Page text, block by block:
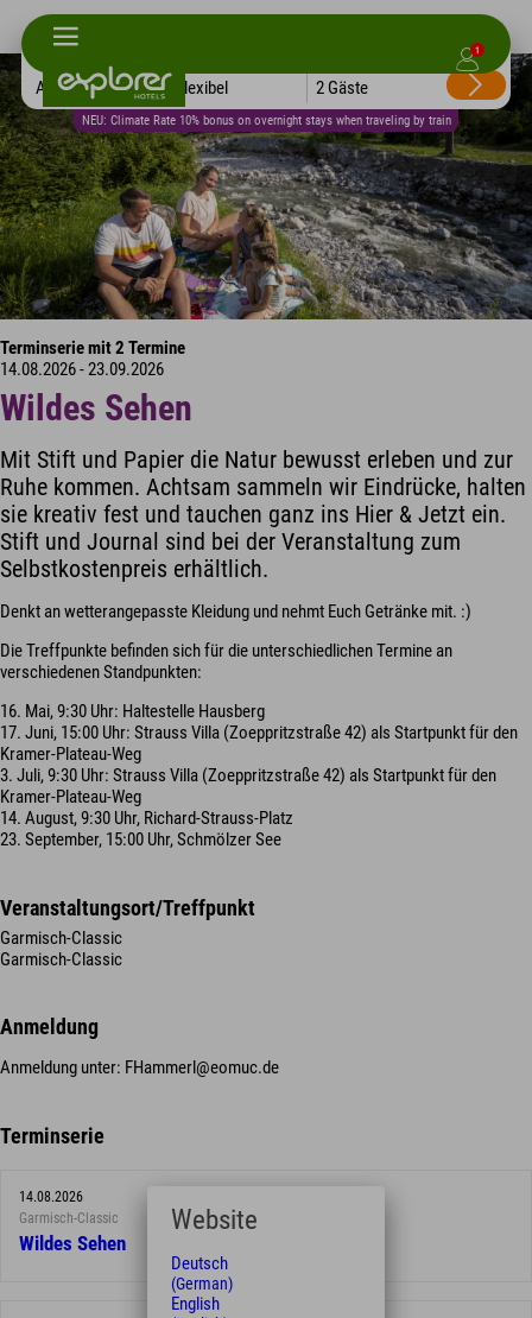
1
NEU: Climate Rate 10% bonus on overnight stays when traveling by train
Alle Hotels Flexibel 2 Gäste
Terminserie mit 2 Termine
14.08.2026 - 23.09.2026
Wildes Sehen
Mit Stift und Papier die Natur bewusst erleben und zur
Ruhe kommen. Achtsam sammeln wir Eindrücke, halten
sie kreativ fest und tauchen ganz ins Hier & Jetzt ein.
Stift und Journal sind bei der Veranstaltung zum
Selbstkostenpreis erhältlich.
Denkt an wetterangepasste Kleidung und nehmt Euch Getränke mit. :)
Die Treffpunkte befinden sich für die unterschiedlichen Termine an
verschiedenen Standpunkten:
16. Mai, 9:30 Uhr: Haltestelle Hausberg
17. Juni, 15:00 Uhr: Strauss Villa (Zoeppritzstraße 42) als Startpunkt für den
Kramer-Plateau-Weg
3. Juli, 9:30 Uhr: Strauss Villa (Zoeppritzstraße 42) als Startpunkt für den
Kramer-Plateau-Weg
14. August, 9:30 Uhr, Richard-Strauss-Platz
23. September, 15:00 Uhr, Schmölzer See
Veranstaltungsort/Treffpunkt
Garmisch-Classic
Garmisch-Classic
Anmeldung
Anmeldung unter: FHammerl@eomuc.de
Terminserie
14.08.2026
Garmisch-Classic
Wildes Sehen
Website
Deutsch
(German)
English